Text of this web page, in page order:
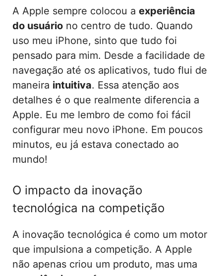
A Apple sempre colocou a experiência
do usuário no centro de tudo. Quando
uso meu iPhone, sinto que tudo foi
pensado para mim. Desde a facilidade de
navegação até os aplicativos, tudo flui de
maneira intuitiva. Essa atenção aos
detalhes é o que realmente diferencia a
Apple. Eu me lembro de como foi fácil
configurar meu novo iPhone. Em poucos
minutos, eu já estava conectado ao
mundo!
O impacto da inovação
tecnológica na competição
A inovação tecnológica é como um motor
que impulsiona a competição. A Apple
não apenas criou um produto, mas uma